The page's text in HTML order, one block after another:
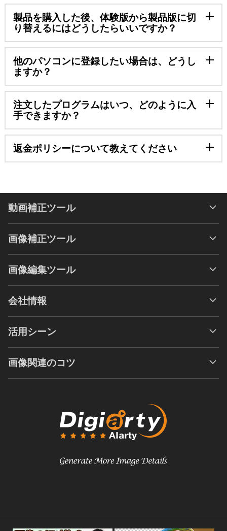
製品を購入した後、体験版から製品版に切
り替えるにはどうしたらいいですか？
他のパソコンに登録したい場合は、どうし
ますか？
注文したプログラムはいつ、どのように入
手できますか？
返金ポリシーについて教えてください
動画補正ツール
画像補正ツール
画像編集ツール
会社情報
活用シーン
画像関連のコツ